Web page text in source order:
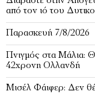
από τον ιό του
Παρασκευή 7/8/2026
Πνιγμός στα Μάλια:
42χρονη Ολλανδή
Μισέλ Φάιφερ: Δεν